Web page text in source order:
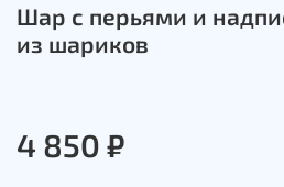
Шар с перьями и
из шариков
4 850 ₽